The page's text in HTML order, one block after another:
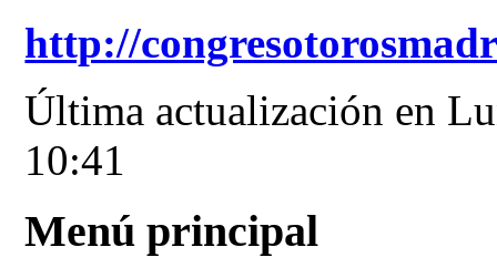
http://
Última actualización en
10:41
Menú principal